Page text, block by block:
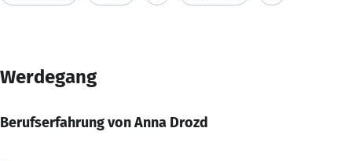
Werdegang
Berufserfahrung von Anna Drozd